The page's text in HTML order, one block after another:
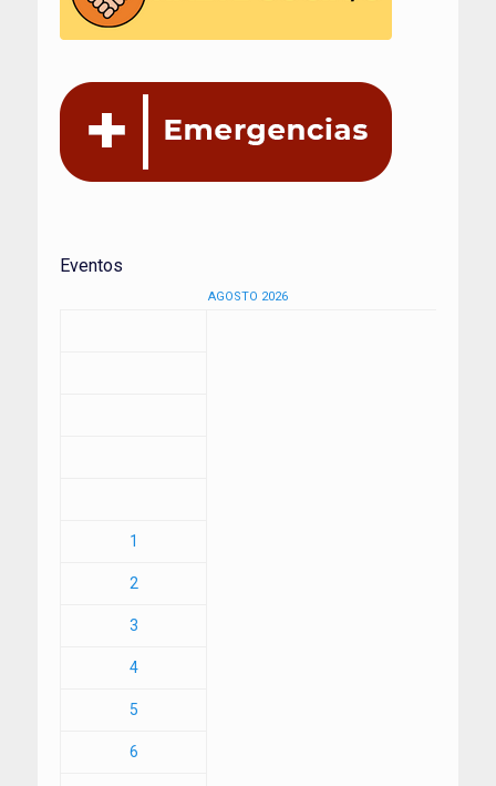
Eventos
AGOSTO 2026
1
2
3
4
5
6